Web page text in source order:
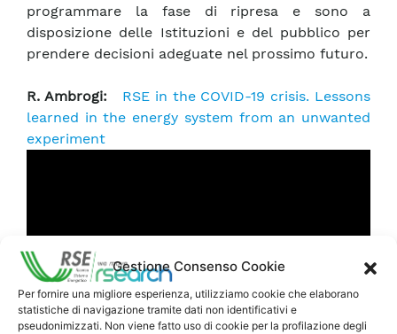
Gestione Consenso Cookie
Per fornire una migliore esperienza, utilizziamo cookie che elaborano
statistiche di navigazione tramite dati non identificativi e
pseudonimizzati. Non viene fatto uso di cookie per la profilazione degli
programmare la fase di ripresa e sono a
disposizione delle Istituzioni e del pubblico per
prendere decisioni adeguate nel prossimo futuro.
R. Ambrogi: RSE in the COVID-19 crisis. Lessons
learned in the energy system from an unwanted
experiment